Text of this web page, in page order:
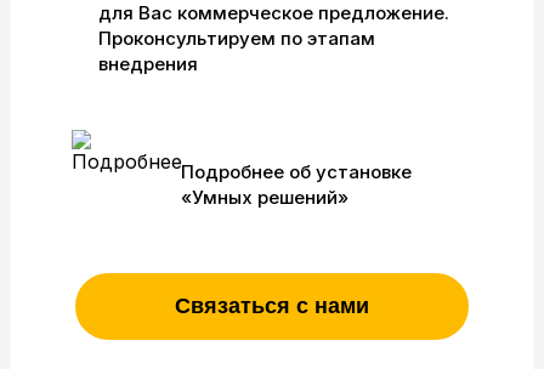
для Вас коммерческое предложение.
Проконсультируем по этапам
внедрения
Подробнее об установке
«Умных решений»
Связаться с нами